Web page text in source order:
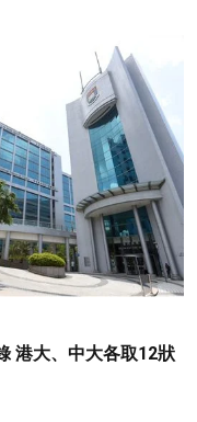
港大、中大各取12狀